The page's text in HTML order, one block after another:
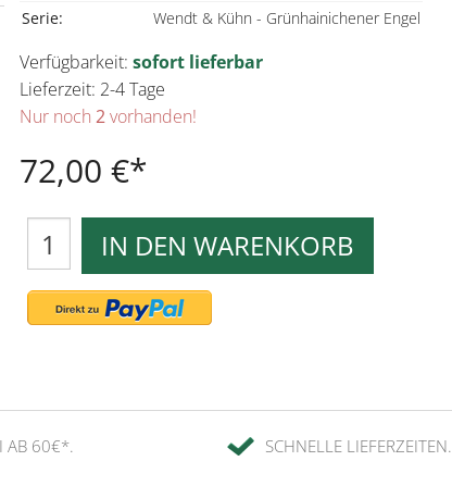
Serie:
Wendt & Kühn - Grünhainichener Engel
Verfügbarkeit: sofort lieferbar
Lieferzeit: 2-4 Tage
Nur noch 2vorhanden!
72,00 €
IN DEN WARENKORB
AB 60€*. SCHNELLE LIEFERZEITEN.